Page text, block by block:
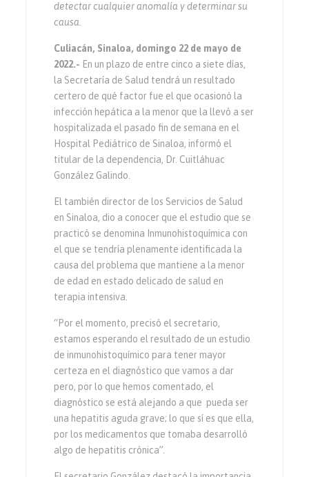
detectar cualquier anomalía y determinar su
causa.
Culiacán, Sinaloa, domingo 22 de mayo de
2022.- En un plazo de entre cinco a siete días,
la Secretaría de Salud tendrá un resultado
certero de qué factor fue el que ocasionó la
infección hepática a la menor que la llevó a ser
hospitalizada el pasado fin de semana en el
Hospital Pediátrico de Sinaloa, informó el
titular de la dependencia, Dr. Cuitláhuac
González Galindo.
El también director de los Servicios de Salud
en Sinaloa, dio a conocer que el estudio que se
practicó se denomina Inmunohistoquímica con
el que se tendría plenamente identificada la
causa del problema que mantiene a la menor
de edad en estado delicado de salud en
terapia intensiva.
“Por el momento, precisó el secretario,
estamos esperando el resultado de un estudio
de inmunohistoquímico para tener mayor
certeza en el diagnóstico que vamos a dar
pero, por lo que hemos comentado, el
diagnóstico se está alejando a que pueda ser
una hepatitis aguda grave; lo que sí es que ella,
por los medicamentos que tomaba desarrolló
algo de hepatitis crónica”.